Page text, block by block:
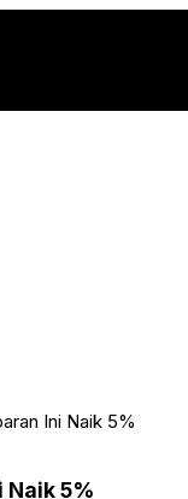
Ini Naik 5%
Naik 5%